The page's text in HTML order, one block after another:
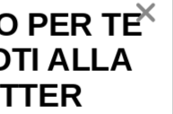
PER TE
ALLA